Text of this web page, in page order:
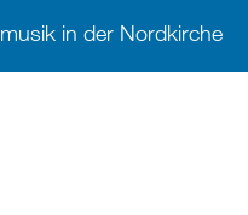
in der Nordkirche